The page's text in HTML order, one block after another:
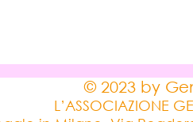
© 2023 by
L’ASSOCIAZIONE